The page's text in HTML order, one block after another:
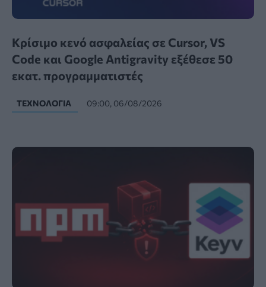
Κρίσιμο κενό ασφαλείας σε Cursor, VS
Code και Google Antigravity εξέθεσε 50
εκατ. προγραμματιστές
ΤΕΧΝΟΛΟΓΊΑ 09:00, 06/08/2026